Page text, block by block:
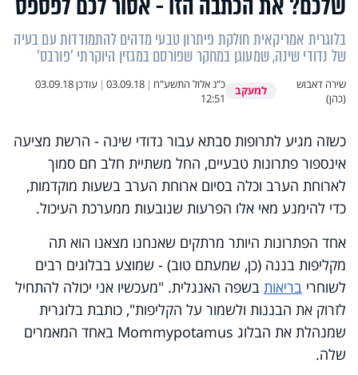
בלוגרית אמריקאית חולקת פיתרון טבעי מדהים להתמודדות עם בעיה
של נדודי שינה, שמעוגן במחקר שפורסם במגזין היוקרתי 'פורבס'
שירה דאבוש
(כהן)
למעקב כ"ג אלול התשע"ח |
03.09.18
| עודכן03.09.18
12:51
כשזה מגיע לתרופות סבתא עבור נדודי שינה - הרשת מציעה
אינספור פתרונות טבעיים, החל משתיית חלב חם סמוך
לארוחת הערב וכלה בסיום ארוחת הערב בשעות מוקדמות,
כדי להימנע מאי אלו הפרעות שנובעות ממערכת העיכול.
אחד הפתרונות היותר מרתקים שאנחנו מצאנו הוא תה
מקליפות בננה (כן, שמעתם טוב) - שמוצע בבלוגים רבים
לשוחרי בריאות בשפה האנגלית. "מעכשיו אני יכולה להתחיל
לזרוק את הבננות ולשמור על הקליפות", כותבת בלוגרית
שמנהלת את הבלוג Mommypotamus באחד המאמרים
שלה.